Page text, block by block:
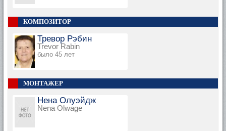
КОМПОЗИТОР
Тревор Рэбин
Trevor Rabin
было 45 лет
МОНТАЖЕР
Нена Олуэйдж
Nena Olwage